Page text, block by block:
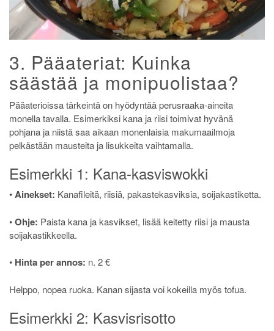
3. Pääateriat: Kuinka
säästää ja monipuolistaa?
Pääaterioissa tärkeintä on hyödyntää perusraaka-aineita
monella tavalla. Esimerkiksi kana ja riisi toimivat hyvänä
pohjana ja niistä saa aikaan monenlaisia makumaailmoja
pelkästään mausteita ja lisukkeita vaihtamalla.
Esimerkki 1: Kana-kasviswokki
•Ainekset: Kanafileitä, riisiä, pakastekasviksia, soijakastiketta.
•Ohje: Paista kana ja kasvikset, lisää keitetty riisi ja mausta
soijakastikkeella.
• Hinta per annos: n. 2 €
Helppo, nopea ruoka. Kanan sijasta voi kokeilla myös tofua.
Esimerkki 2: Kasvisrisotto